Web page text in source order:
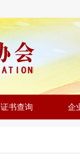
证书查询 企